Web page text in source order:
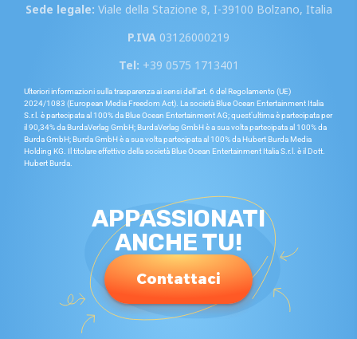
Sede legale: Viale della Stazione 8, I-39100 Bolzano, Italia
P.IVA 03126000219
Tel: +39 0575 1713401
Ulteriori informazioni sulla trasparenza ai sensi dell’art. 6 del Regolamento (UE)
2024/1083 (European Media Freedom Act). La società Blue Ocean Entertainment Italia
S.r.l. è partecipata al 100% da Blue Ocean Entertainment AG; quest’ultima è partecipata per
il 90,34% da BurdaVerlag GmbH; BurdaVerlag GmbH è a sua volta partecipata al 100% da
Burda GmbH; Burda GmbH è a sua volta partecipata al 100% da Hubert Burda Media
Holding KG. Il titolare effettivo della società Blue Ocean Entertainment Italia S.r.l. è il Dott.
Hubert Burda.
APPASSIONATI
ANCHE TU!
Contattaci